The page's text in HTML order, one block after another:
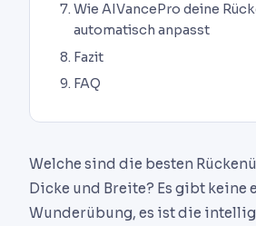
Wie AIVancePro deine
automatisch anpasst
Fazit
FAQ
Welche sind die besten
Dicke und Breite? Es gibt keine
Wunderübung, es ist die